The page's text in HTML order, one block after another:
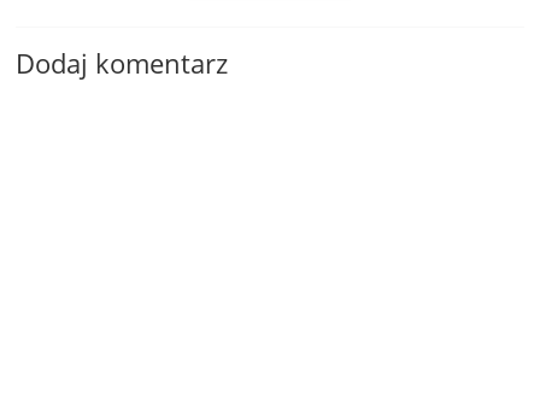
Dodaj komentarz